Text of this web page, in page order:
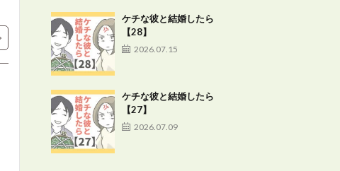
ケチな彼と結婚したら
【28】
2026.07.15
ケチな彼と結婚したら
【27】
2026.07.09